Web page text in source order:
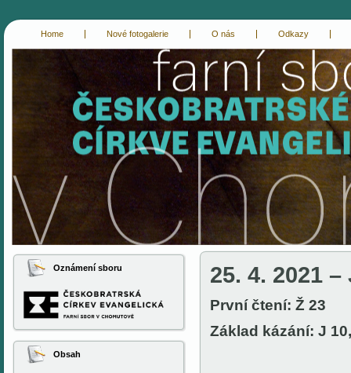
Home Nové fotogalerie O nás Odkazy
Oznámení sboru
Obsah
25. 4. 2021 –
První čtení: Ž 23
Základ kázání: J